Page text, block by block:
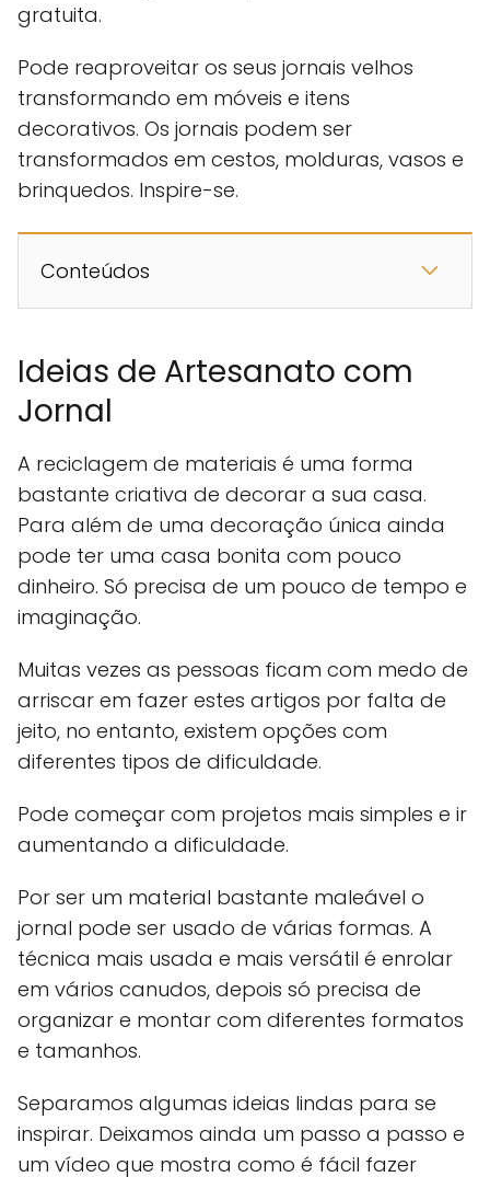
gratuita.
Pode reaproveitar os seus jornais velhos
transformando em móveis e itens
decorativos. Os jornais podem ser
transformados em cestos, molduras, vasos e
brinquedos. Inspire-se.
Conteúdos
Ideias de Artesanato com
Jornal
A reciclagem de materiais é uma forma
bastante criativa de decorar a sua casa.
Para além de uma decoração única ainda
pode ter uma casa bonita com pouco
dinheiro. Só precisa de um pouco de tempo e
imaginação.
Muitas vezes as pessoas ficam com medo de
arriscar em fazer estes artigos por falta de
jeito, no entanto, existem opções com
diferentes tipos de dificuldade.
Pode começar com projetos mais simples e ir
aumentando a dificuldade.
Por ser um material bastante maleável o
jornal pode ser usado de várias formas. A
técnica mais usada e mais versátil é enrolar
em vários canudos, depois só precisa de
organizar e montar com diferentes formatos
e tamanhos.
Separamos algumas ideias lindas para se
inspirar. Deixamos ainda um passo a passo e
um vídeo que mostra como é fácil fazer